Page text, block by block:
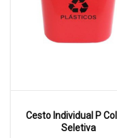
Cesto Individual P
Seletiva